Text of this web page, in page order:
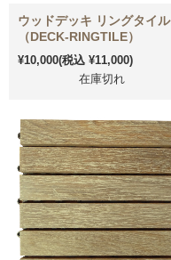
ウッドデッキ リングタイル
（DECK-RINGTILE）
¥10,000(税込 ¥11,000)
在庫切れ